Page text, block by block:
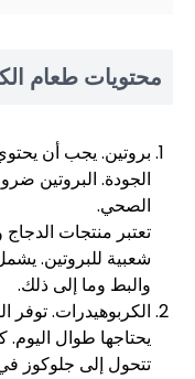
محتويات طعام
بروتين. يجب أن
الجودة. البروتين
الصحي.
تعتبر منتجات
شعبية للبروتين.
والبط وما إلى ذلك.
الكربوهيدرات. توفر
يحتاجها طوال اليوم.
تتحول إلى جلوكوز